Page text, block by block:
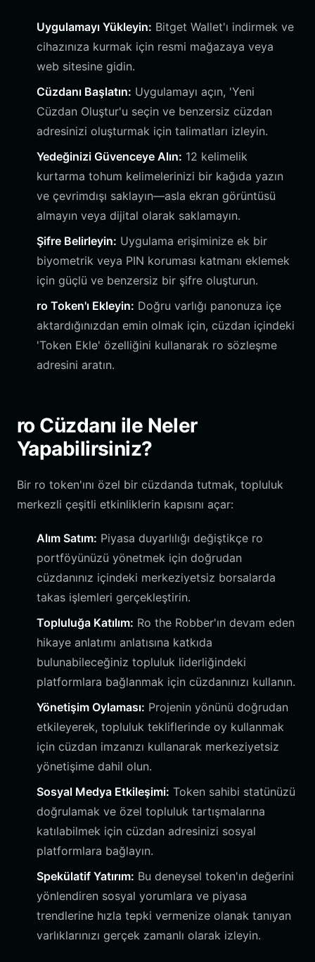
Uygulamayı Yükleyin: Bitget Wallet'ı indirmek ve
cihazınıza kurmak için resmi mağazaya veya
web sitesine gidin.
Cüzdanı Başlatın: Uygulamayı açın, 'Yeni
Cüzdan Oluştur'u seçin ve benzersiz cüzdan
adresinizi oluşturmak için talimatları izleyin.
Yedeğinizi Güvenceye Alın: 12 kelimelik
kurtarma tohum kelimelerinizi bir kağıda yazın
ve çevrimdışı saklayın—asla ekran görüntüsü
almayın veya dijital olarak saklamayın.
Şifre Belirleyin: Uygulama erişiminize ek bir
biyometrik veya PIN koruması katmanı eklemek
için güçlü ve benzersiz bir şifre oluşturun.
ro Token'ı Ekleyin: Doğru varlığı panonuza içe
aktardığınızdan emin olmak için, cüzdan içindeki
'Token Ekle' özelliğini kullanarak ro sözleşme
adresini aratın.
ro Cüzdanı ile Neler
Yapabilirsiniz?
Bir ro token'ını özel bir cüzdanda tutmak, topluluk
merkezli çeşitli etkinliklerin kapısını açar:
Alım Satım: Piyasa duyarlılığı değiştikçe ro
portföyünüzü yönetmek için doğrudan
cüzdanınız içindeki merkeziyetsiz borsalarda
takas işlemleri gerçekleştirin.
Topluluğa Katılım: Ro the Robber'ın devam eden
hikaye anlatımı anlatısına katkıda
bulunabileceğiniz topluluk liderliğindeki
platformlara bağlanmak için cüzdanınızı kullanın.
Yönetişim Oylaması: Projenin yönünü doğrudan
etkileyerek, topluluk tekliflerinde oy kullanmak
için cüzdan imzanızı kullanarak merkeziyetsiz
yönetişime dahil olun.
Sosyal Medya Etkileşimi: Token sahibi statünüzü
doğrulamak ve özel topluluk tartışmalarına
katılabilmek için cüzdan adresinizi sosyal
platformlara bağlayın.
Spekülatif Yatırım: Bu deneysel token'ın değerini
yönlendiren sosyal yorumlara ve piyasa
trendlerine hızla tepki vermenize olanak tanıyan
varlıklarınızı gerçek zamanlı olarak izleyin.